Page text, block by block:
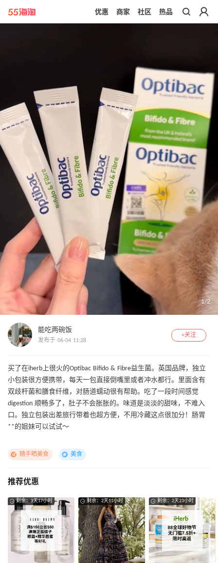
带你去官网买正品
优惠 商家 社区 热品
1/2
能吃两碗饭
发布于 06-04 11:28
+关注
买了在iherb上很火的Optibac Bifido & Fibre益生菌。英国品牌，独立
小包装很方便携带，每天一包直接倒嘴里或者冲水都行。里面含有
双歧杆菌和膳食纤维，对肠道蠕动很有帮助。吃了一段时间感觉
digestion 顺畅多了，肚子不会胀胀的。味道是淡淡的甜味，不难入
口。独立包装出差旅行带着也超方便，不用冷藏这点很加分！肠胃
**的姐妹可以试试～
随手晒美食 美食
推荐优惠
剩余：3天17小时 剩余：2天11小时 剩余：2天23小时